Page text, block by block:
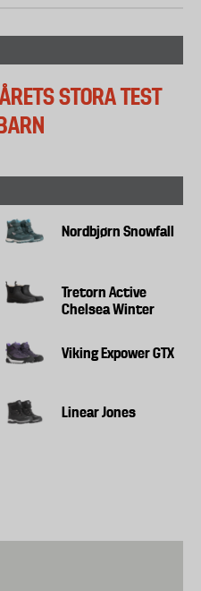
STORA TEST
Nordbjørn Snowfall
Tretorn Active
Chelsea Winter
Viking Expower GTX
Linear Jones